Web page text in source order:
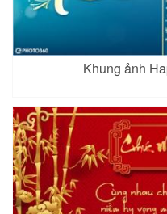
Khung ảnh